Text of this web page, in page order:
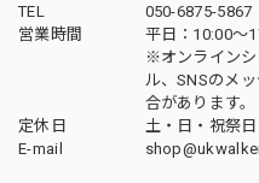
TEL
050-6875-5867
営業時間
平日：10:00～
※オンライン
ル、SNSのメ
合があります。
定休日
土・日・祝祭日
E-mail